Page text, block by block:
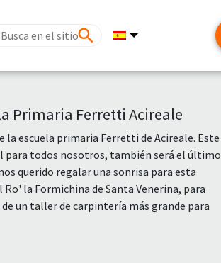
Primaria Ferretti Acireale
la escuela primaria Ferretti de Acireale. Este
para todos nosotros, también será el último
querido regalar una sonrisa para esta
la Formichina de Santa Venerina, para
un taller de carpintería más grande para